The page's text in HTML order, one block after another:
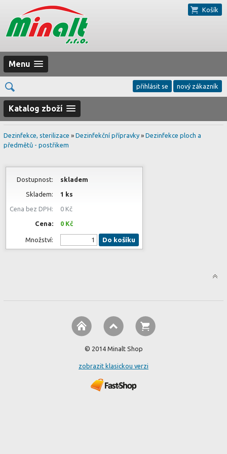
Košík
Menu
přihlásit se nový zákazník
Katalog zboží
Dezinfekce, sterilizace » Dezinfekční přípravky » Dezinfekce ploch a
předmětů - postřikem
Dostupnost: skladem
Skladem: 1 ks
Cena bez DPH: 0 Kč
Cena: 0 Kč
Množství: Do košíku
© 2014 Minalt Shop
zobrazit klasickou verzi